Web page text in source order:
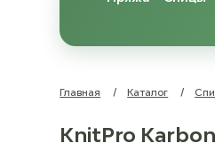
Главная / Каталог /
KnitPro